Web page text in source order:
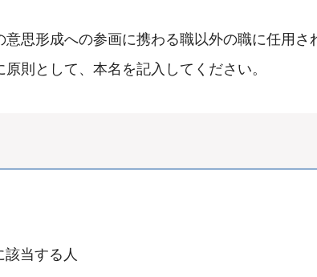
思形成への参画に携わる職以外の職に任用さ
則として、本名を記入してください。
当する人